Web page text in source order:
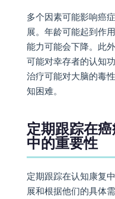
多个因素可能影响癌
展。年龄可能起到作
能力可能会下降。此
可能对幸存者的认知
治疗可能对大脑的毒
知困难。
定期跟踪在
中的重要性
定期跟踪在认知康复
展和根据他们的具体